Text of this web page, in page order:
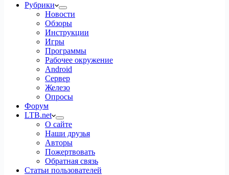
Рубрики
Новости
Обзоры
Инструкции
Игры
Программы
Рабочее окружение
Android
Сервер
Железо
Опросы
Форум
LTB.net
О сайте
Наши друзья
Авторы
Пожертвовать
Обратная связь
Статьи пользователей